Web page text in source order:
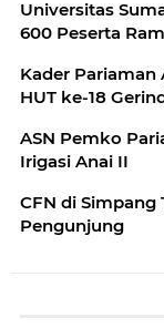
Universitas
600 Peserta
Kader
HUT ke-18
ASN Pemko
Irigasi Anai II
CFN di Simpang
Pengunjung